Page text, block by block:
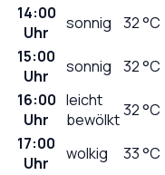
14:00
Uhr
sonnig 32°C
15:00
Uhr
sonnig 32°C
16:00
Uhr
leicht
bewölkt32°C
17:00
Uhr
wolkig 33°C